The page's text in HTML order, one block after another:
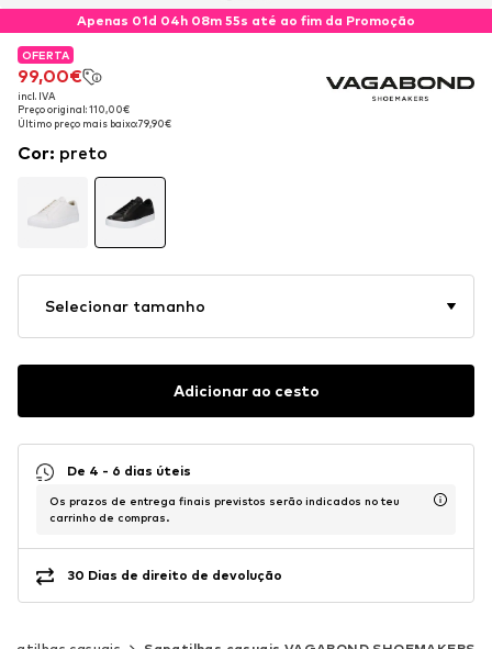
Apenas 01d 04h 08m 55s até ao fim da Promoção
OFERTA
99,00€
incl. IVA
Preço original: 110,00€
Último preço mais baixo:79,90€
OFERTA
99,00€
incl. IVA
Preço original: 110,00€
Último preço mais baixo:79,90€
Cor: preto
Selecionar tamanho
Adicionar ao cesto
De 4 - 6 dias úteis
Os prazos de entrega finais previstos serão indicados no teu
carrinho de compras.
30 Dias de direito de devolução